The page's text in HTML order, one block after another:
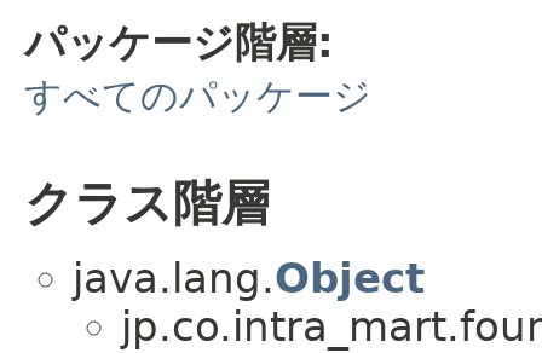
パッケージ階層:
すべてのパッケージ
クラス階層
java.lang.Object